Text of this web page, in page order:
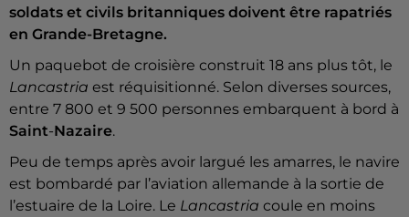
soldats et civils britanniques doivent être rapatriés
en Grande-Bretagne.
Un paquebot de croisière construit 18 ans plus tôt, le
Lancastria est réquisitionné. Selon diverses sources,
entre 7 800 et 9 500 personnes embarquent à bord à
Saint-Nazaire.
Peu de temps après avoir largué les amarres, le navire
est bombardé par l’aviation allemande à la sortie de
l’estuaire de la Loire. Le Lancastria coule en moins